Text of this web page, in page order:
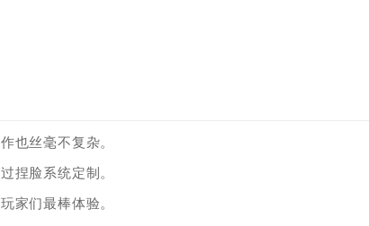
也丝毫不复杂。
捏脸系统定制。
家们最棒体验。